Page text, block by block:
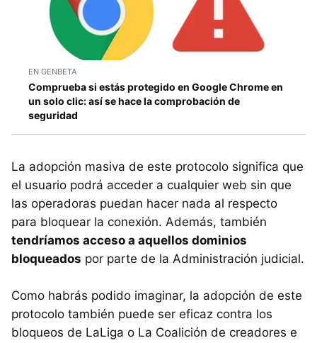
EN GENBETA
Comprueba si estás protegido en Google Chrome en
un solo clic: así se hace la comprobación de
seguridad
La adopción masiva de este protocolo significa que
el usuario podrá acceder a cualquier web sin que
las operadoras puedan hacer nada al respecto
para bloquear la conexión. Además, también
tendríamos acceso a aquellos dominios
bloqueados por parte de la Administración judicial.
Como habrás podido imaginar, la adopción de este
protocolo también puede ser eficaz contra los
bloqueos de LaLiga o La Coalición de creadores e